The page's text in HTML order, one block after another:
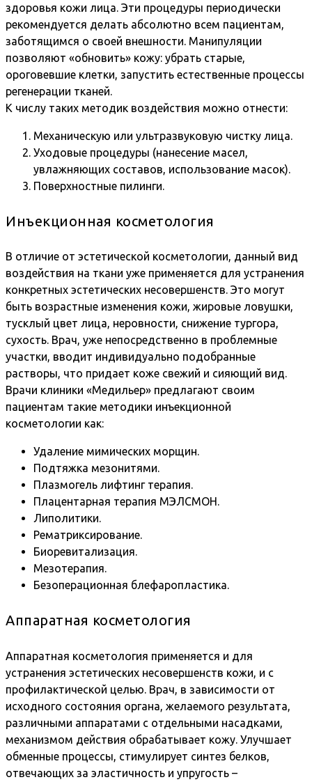
здоровья кожи лица. Эти процедуры периодически
рекомендуется делать абсолютно всем пациентам,
заботящимся о своей внешности. Манипуляции
позволяют «обновить» кожу: убрать старые,
ороговевшие клетки, запустить естественные процессы
регенерации тканей.
К числу таких методик воздействия можно отнести:
Механическую или ультразвуковую чистку лица.
Уходовые процедуры (нанесение масел,
увлажняющих составов, использование масок).
Поверхностные пилинги.
Инъекционная косметология
В отличие от эстетической косметологии, данный вид
воздействия на ткани уже применяется для устранения
конкретных эстетических несовершенств. Это могут
быть возрастные изменения кожи, жировые ловушки,
тусклый цвет лица, неровности, снижение тургора,
сухость. Врач, уже непосредственно в проблемные
участки, вводит индивидуально подобранные
растворы, что придает коже свежий и сияющий вид.
Врачи клиники «Медильер» предлагают своим
пациентам такие методики инъекционной
косметологии как:
Удаление мимических морщин.
Подтяжка мезонитями.
Плазмогель лифтинг терапия.
Плацентарная терапия МЭЛСМОН.
Липолитики.
Рематриксирование.
Биоревитализация.
Мезотерапия.
Безоперационная блефаропластика.
Аппаратная косметология
Аппаратная косметология применяется и для
устранения эстетических несовершенств кожи, и с
профилактической целью. Врач, в зависимости от
исходного состояния органа, желаемого результата,
различными аппаратами с отдельными насадками,
механизмом действия обрабатывает кожу. Улучшает
обменные процессы, стимулирует синтез белков,
отвечающих за эластичность и упругость –